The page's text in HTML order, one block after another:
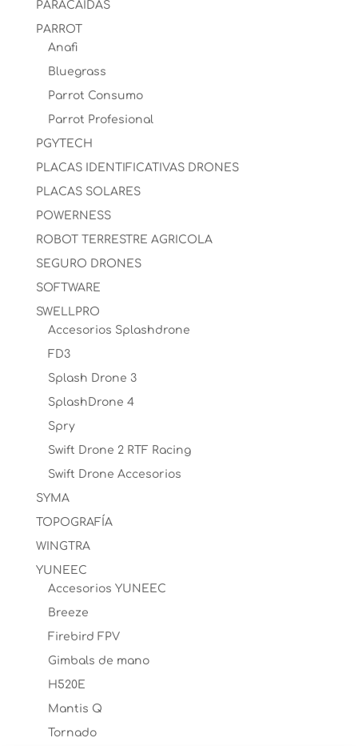
PARACAIDAS
PARROT
Anafi
Bluegrass
Parrot Consumo
Parrot Profesional
PGYTECH
PLACAS IDENTIFICATIVAS DRONES
PLACAS SOLARES
POWERNESS
ROBOT TERRESTRE AGRICOLA
SEGURO DRONES
SOFTWARE
SWELLPRO
Accesorios Splashdrone
FD3
Splash Drone 3
SplashDrone 4
Spry
Swift Drone 2 RTF Racing
Swift Drone Accesorios
SYMA
TOPOGRAFÍA
WINGTRA
YUNEEC
Accesorios YUNEEC
Breeze
Firebird FPV
Gimbals de mano
H520E
Mantis Q
Tornado